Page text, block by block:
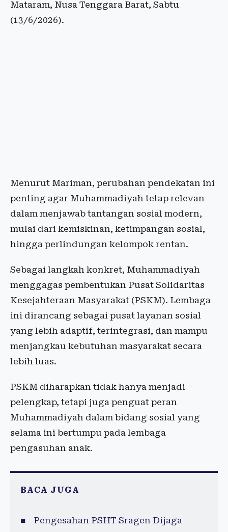
Mataram, Nusa Tenggara Barat, Sabtu
(13/6/2026).
Menurut Mariman, perubahan pendekatan ini
penting agar Muhammadiyah tetap relevan
dalam menjawab tantangan sosial modern,
mulai dari kemiskinan, ketimpangan sosial,
hingga perlindungan kelompok rentan.
Sebagai langkah konkret, Muhammadiyah
menggagas pembentukan Pusat Solidaritas
Kesejahteraan Masyarakat (PSKM). Lembaga
ini dirancang sebagai pusat layanan sosial
yang lebih adaptif, terintegrasi, dan mampu
menjangkau kebutuhan masyarakat secara
lebih luas.
PSKM diharapkan tidak hanya menjadi
pelengkap, tetapi juga penguat peran
Muhammadiyah dalam bidang sosial yang
selama ini bertumpu pada lembaga
pengasuhan anak.
BACA JUGA
Pengesahan PSHT Sragen Dijaga